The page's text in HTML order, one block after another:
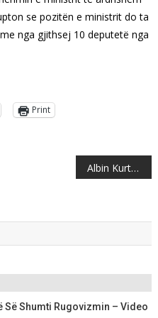
se pozitën e ministrit do ta
nga gjithsej 10 deputetë nga
Print
Albin Kurti: Diasporën do ta sjellim brenda shtetit
Së Shumti Rugovizmin – Video